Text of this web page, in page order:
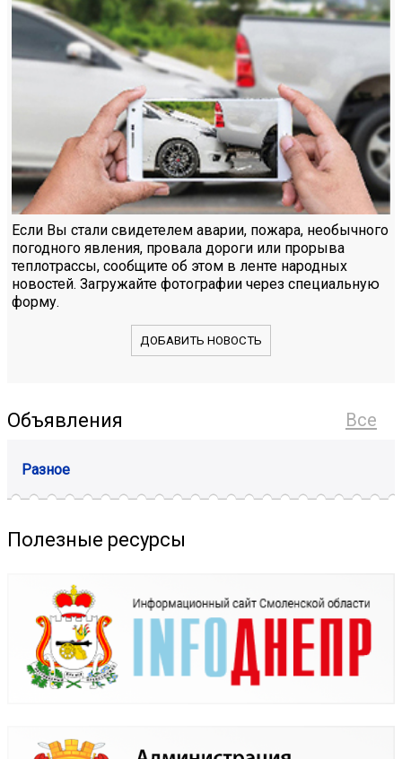
Если Вы стали свидетелем аварии, пожара, необычного
погодного явления, провала дороги или прорыва
теплотрассы, сообщите об этом в ленте народных
новостей. Загружайте фотографии через специальную
форму.
ДОБАВИТЬ НОВОСТЬ
Все
Объявления
Разное
Полезные ресурсы